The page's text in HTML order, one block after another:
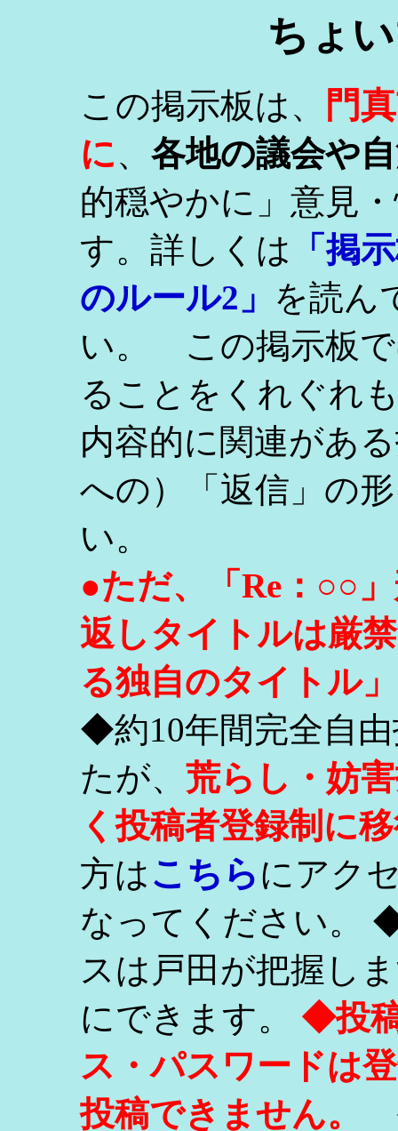
ちょ
この掲示板は、
門
に、 各地の議会や
的穏やかに」意見
す。詳しくは
「掲
のルール2」 を読ん
い。 この掲示板で
ることをくれぐれ
内容的に関連があ
への）「返信」の
い。
●ただ、「Re：○○
返しタイトルは厳
る独自のタイトル
◆約10年間完全自
たが、 荒らし・妨
く投稿者登録制に
方はこちらにアク
なってください。
スは戸田が把握し
にできます。 ◆投
ス・パスワードは
投稿できません。